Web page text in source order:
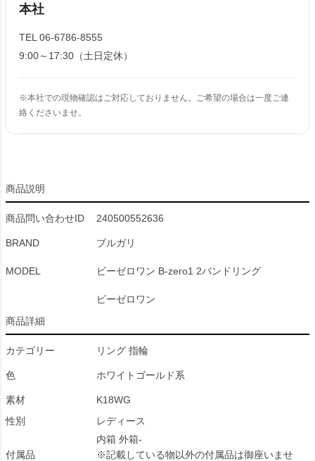
本社
TEL 06-6786-8555
9:00～17:30（土日定休）
※本社での現物確認はご対応しておりません。ご希望の場合は一度ご連
絡くださいませ。
商品説明
商品問い合わせID 240500552636
BRAND ブルガリ
MODEL ビーゼロワン B-zero1 2バンドリング
ビーゼロワン
商品詳細
カテゴリー リング 指輪
色 ホワイトゴールド系
素材
K18WG
性別
レディース
付属品
内箱 外箱-
※記載している物以外の付属品は御座いませ